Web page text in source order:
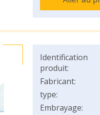
Identification
produit:
Fabricant:
type:
Embrayage: